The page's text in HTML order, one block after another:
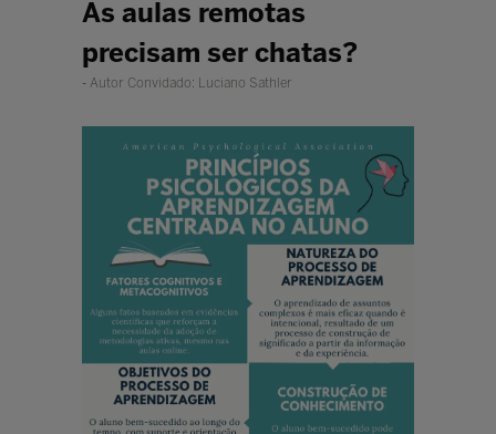
As aulas remotas
precisam ser chatas?
Autor Convidado: Luciano Sathler